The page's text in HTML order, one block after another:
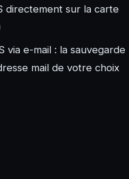
directement sur la carte
via e-mail : la sauvegarde
mail de votre choix